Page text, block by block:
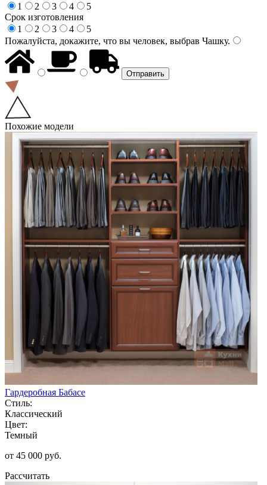
1
2 3 4
5
Срок изготовления
1
2 3 4
5
Пожалуйста, докажите, что вы человек, выбрав Чашку.
Похожие модели
Гардеробная Бабасе
Стиль:
Классический
Цвет:
Темный
от 45 000 руб.
Рассчитать